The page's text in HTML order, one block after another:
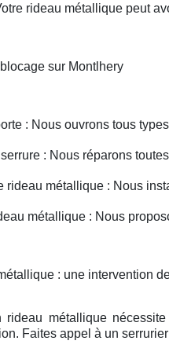
rideau métallique peut
sur Montlhery
: Nous ouvrons tous
: Nous réparons
rideau métallique : Nous
métallique : Nous
: une intervention
rideau métallique
Faites appel à un